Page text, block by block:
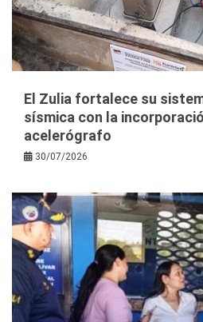
El Zulia fortalece su
sísmica con la
acelerógrafo
30/07/2026